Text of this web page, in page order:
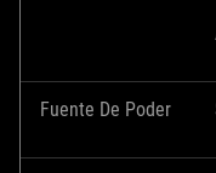
Fuente De Poder